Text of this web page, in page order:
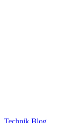
Technik Blog